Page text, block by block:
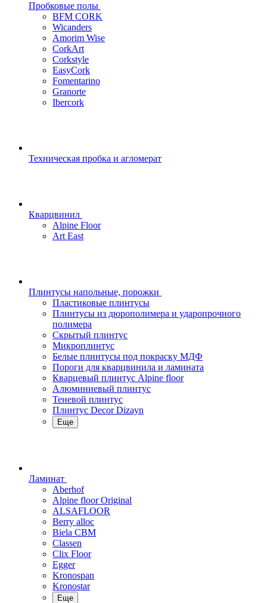
Пробковые полы
BFM CORK
Wicanders
Amorim Wise
CorkArt
Corkstyle
EasyCork
Fomentarino
Granorte
Ibercork
Техническая пробка и агломерат
Кварцвинил
Alpine Floor
Art East
Плинтусы напольные, порожки
Пластиковые плинтусы
Плинтусы из дюрополимера и ударопрочного
полимера
Скрытый плинтус
Микроплинтус
Белые плинтусы под покраску МДФ
Пороги для кварцвинила и ламината
Кварцевый плинтус Alpine floor
Алюминиевый плинтус
Теневой плинтус
Плинтус Decor Dizayn
Еще
Ламинат
Aberhof
Alpine floor Original
ALSAFLOOR
Berry alloc
Biela CBM
Classen
Clix Floor
Egger
Kronospan
Kronostar
Еще